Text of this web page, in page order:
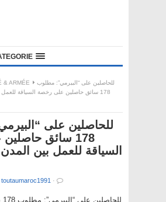
& ARMÉE
للحاصلين على “البيرمي”: مطلوب
للحاصلين على
178 سائق
toutaumaroc1991 ·